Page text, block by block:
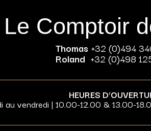
Le Comptoir
Thomas +32 (0)494
Roland +32 (0)498
HEURES
au vendredi | 10.00-12.00 & 13.00-